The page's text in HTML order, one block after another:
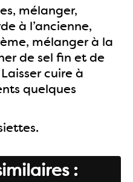
mélanger,
à l’ancienne,
mélanger à la
de sel fin et de
cuire à
quelques
: